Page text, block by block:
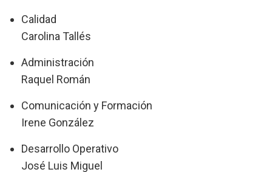
Calidad
Carolina Tallés
Administración
Raquel Román
Comunicación y Formación
Irene González
Desarrollo Operativo
José Luis Miguel